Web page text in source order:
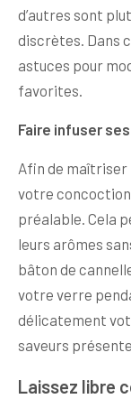
d’autres sont
discrètes. Dans
astuces pour
favorites.
Faire infuser
Afin de
votre
préalable. Cela
leurs arômes
bâton de
votre verre
délicatement
saveurs
Laissez libre